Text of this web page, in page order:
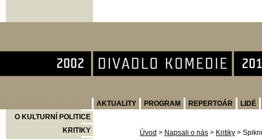
AKTUALITY PROGRAM REPERTOÁR
LIDÉ
O KULTURNÍ POLITICE
KRITIKY
Úvod > Napsali o nás > Kritiky >